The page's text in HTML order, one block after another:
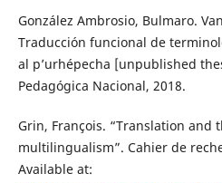
González Ambrosio, Bulmaro.
Traducción funcional de
al p’urhépecha [unpublished
Pedagógica Nacional, 2018.
Grin, François. “Translation and
multilingualism”. Cahier de
Available at: